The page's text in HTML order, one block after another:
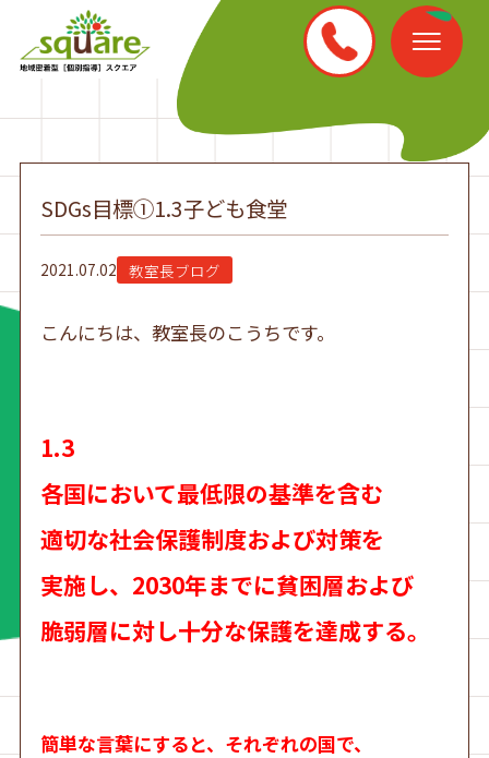
SDGs目標①1.3子ども食堂
2021.07.02 教室長ブログ
こんにちは、教室長のこうちです。
1.3
各国において最低限の基準を含む
適切な社会保護制度および対策を
実施し、 2030年までに貧困層および
脆弱層に対し十分な保護を達成する。
簡単な言葉にすると、それぞれの国で、